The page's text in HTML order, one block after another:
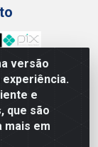
versão
e
que são
mais em
Anterino
- MG CEP
14